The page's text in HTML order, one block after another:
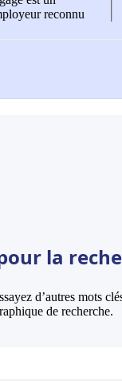
reconnu
la
d’autres mots
de recherche.